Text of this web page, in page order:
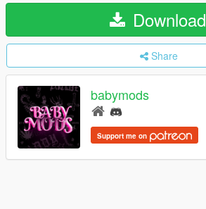
Download
Share
babymods
Support me on